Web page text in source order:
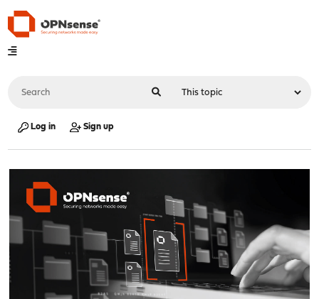
Log in Sign up